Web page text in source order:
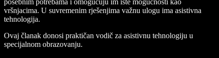
posebnim potrebama i omogućuju im iste mogućnosti kao
vršnjacima. U suvremenim rješenjima važnu ulogu ima asistivna
tehnologija.
Ovaj članak donosi praktičan vodič za asistivnu tehnologiju u
specijalnom obrazovanju.